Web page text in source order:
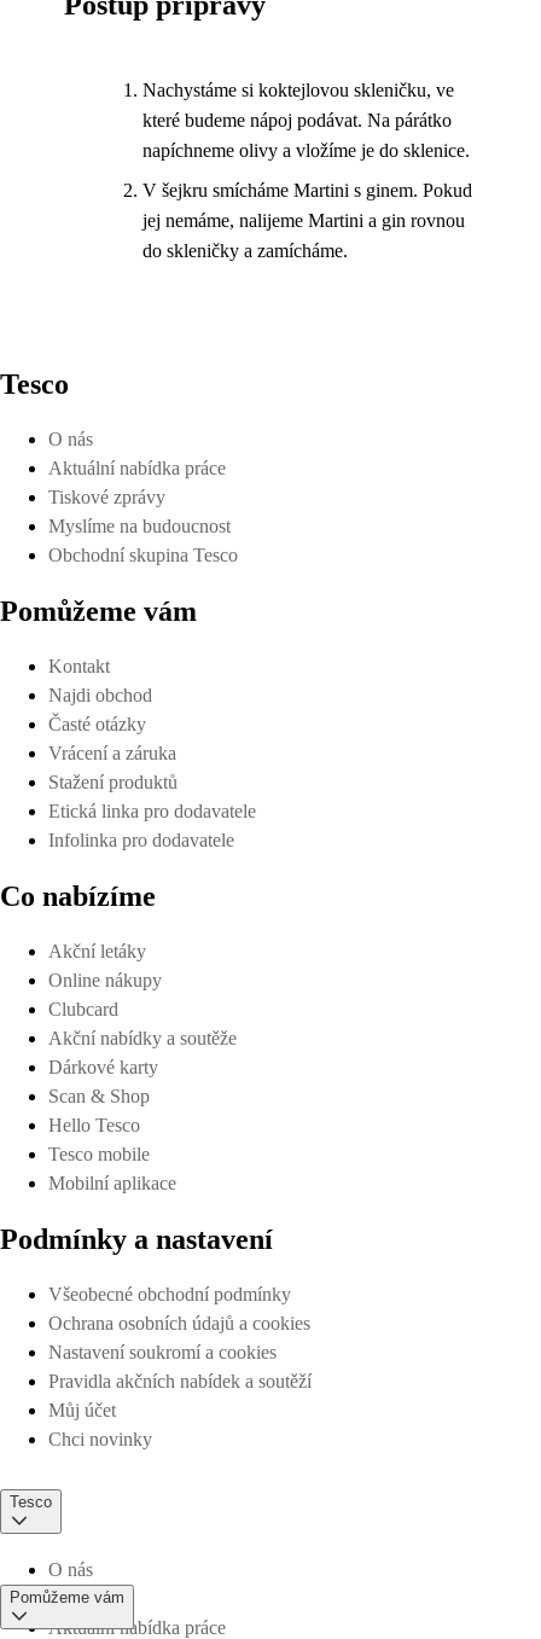
Nachystáme si koktejlovou skleničku, ve
které budeme nápoj podávat. Na párátko
napíchneme olivy a vložíme je do sklenice.
V šejkru smícháme Martini s ginem. Pokud
jej nemáme, nalijeme Martini a gin rovnou
do skleničky a zamícháme.
Tesco
O nás
Aktuální nabídka práce
Tiskové zprávy
Myslíme na budoucnost
Obchodní skupina Tesco
Pomůžeme vám
Kontakt
Najdi obchod
Časté otázky
Vrácení a záruka
Stažení produktů
Etická linka pro dodavatele
Infolinka pro dodavatele
Co nabízíme
Akční letáky
Online nákupy
Clubcard
Akční nabídky a soutěže
Dárkové karty
Scan & Shop
Hello Tesco
Tesco mobile
Mobilní aplikace
Podmínky a nastavení
Všeobecné obchodní podmínky
Ochrana osobních údajů a cookies
Nastavení soukromí a cookies
Pravidla akčních nabídek a soutěží
Můj účet
Chci novinky
Tesco
O nás
Aktuální nabídka práce
Pomůžeme vám